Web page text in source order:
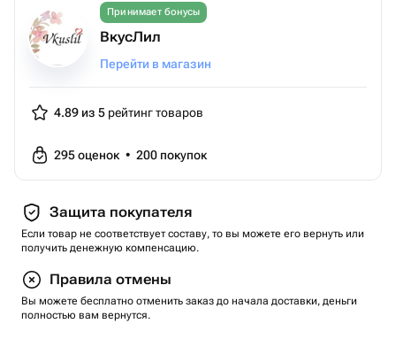
Принимает бонусы
ВкусЛил
Перейти в магазин
4.89 из 5 рейтинг товаров
295оценок • 200 покупок
Защита покупателя
Если товар не соответствует составу, то вы можете его вернуть или
получить денежную компенсацию.
Правила отмены
Вы можете бесплатно отменить заказ до начала доставки, деньги
полностью вам вернутся.